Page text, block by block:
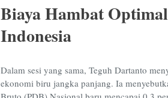
Biaya Hambat
Indonesia
Dalam sesi yang sama, Teguh Dartanto
ekonomi biru jangka panjang. Ia